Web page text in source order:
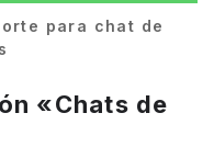
para chat de
«Chats de